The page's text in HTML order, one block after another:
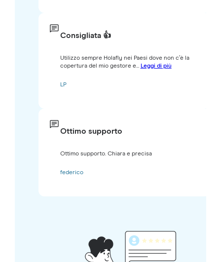
Consigliata 👍
Utilizzo sempre Holafly nei Paesi dove non c’è la
copertura del mio gestore e... Leggi di più
LP
Ottimo supporto
Ottimo supporto. Chiara e precisa
federico